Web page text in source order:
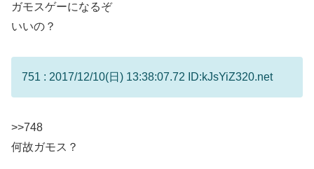
ガモスゲーになるぞ
いいの？
751 : 2017/12/10(日) 13:38:07.72 ID:kJsYiZ320.net
>>748
何故ガモス？